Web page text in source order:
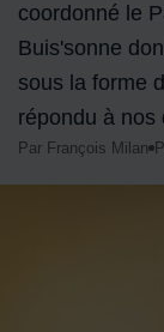
coordonné le
Buis'sonne
sous la forme
répondu à nos
Par François Milan